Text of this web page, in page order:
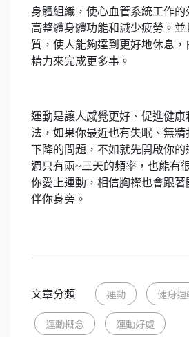
身體組織，使心血管系統工作
高整體身體功能和減少疲勞。
質，使人能夠達到更好地休息
精力來完成更多事。
運動是讓人感覺更好、促進健康
法，如果你最近也有失眠、無
下降的問題，不如就先開啟你
週只有兩~三天的頻率，也能有
你愛上運動，相信胸襟也會跟著
伴你身旁。
文章分類 運動 健身運
運動概念 運動好處